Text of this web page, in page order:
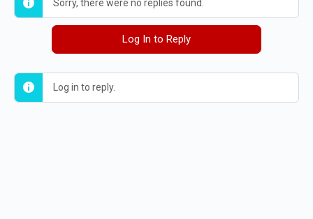
Sorry, there were no replies found.
Log In to Reply
Log in to reply.